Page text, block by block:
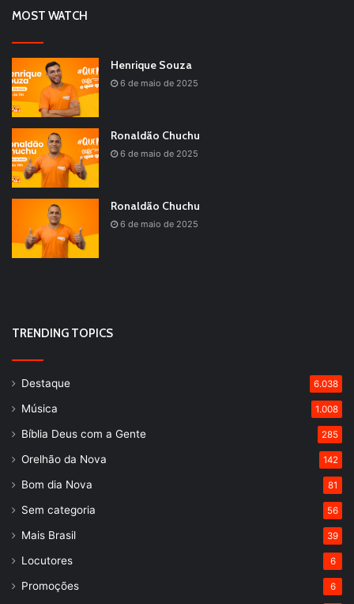
MOST WATCH
Henrique Souza
6 de maio de 2025
Ronaldão Chuchu
6 de maio de 2025
Ronaldão Chuchu
6 de maio de 2025
TRENDING TOPICS
Destaque 6.038
Música 1.008
Bíblia Deus com a Gente 285
Orelhão da Nova 142
Bom dia Nova 81
Sem categoria 56
Mais Brasil 39
Locutores 6
Promoções 6